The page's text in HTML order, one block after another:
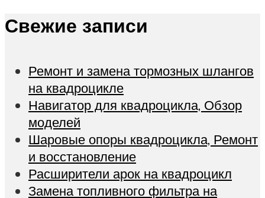
Свежие записи
Ремонт и замена тормозных шлангов
на квадроцикле
Навигатор для квадроцикла, Обзор
моделей
Шаровые опоры квадроцикла, Ремонт
и восстановление
Расширители арок на квадроцикл
Замена топливного фильтра на